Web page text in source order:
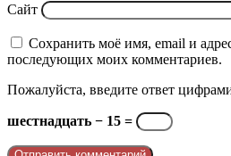
Сайт
Сохранить моё имя, email и
последующих моих комментариев.
Пожалуйста, введите ответ
шестнадцать − 15 =